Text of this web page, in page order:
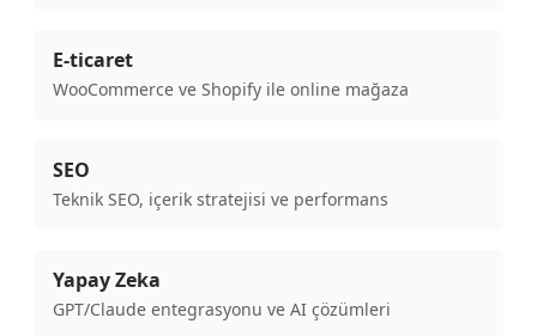
E-ticaret
WooCommerce ve Shopify ile online mağaza
SEO
Teknik SEO, içerik stratejisi ve performans
Yapay Zeka
GPT/Claude entegrasyonu ve AI çözümleri